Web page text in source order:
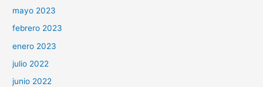
mayo 2023
febrero 2023
enero 2023
julio 2022
junio 2022